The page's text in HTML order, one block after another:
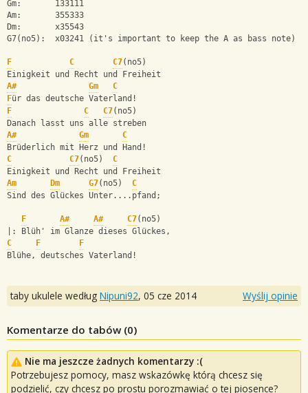
Gm:       133111
Am:       355333
Dm:       x35543
G7(no5):  x03241 (it's important to keep the A as bass note)
F C C7(no5)
Einigkeit und Recht und Freiheit
A#
Gm
C
Für das deutsche Vaterland!
F
C C7(no5)
Danach lasst uns alle streben
A#
Gm
C
Brüderlich mit Herz und Hand!
C
C7(no5) C
Einigkeit und Recht und Freiheit
Am
Dm G7(no5) C
Sind des Glückes Unter....pfand;
F A# A# C7(no5)
|: Blüh' im Glanze dieses Glückes,
C
F
F
Blühe, deutsches Vaterland!
taby ukulele według Nipuni92, 05 cze 2014 Wyślij opinie
Komentarze do tabów (0)
Nie ma jeszcze żadnych komentarzy :(
Potrzebujesz pomocy, masz wskazówkę którą chcesz się
podzielić, czy chcesz po prostu porozmawiać o tej piosence?